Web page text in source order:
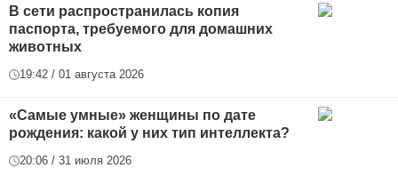
В сети распространилась копия
паспорта, требуемого для домашних
животных
19:42 / 01 августа 2026
«Самые умные» женщины по дате
рождения: какой у них тип интеллекта?
20:06 / 31 июля 2026